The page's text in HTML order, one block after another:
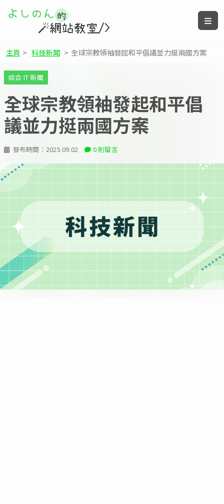
主頁 > 科技新聞 > 全球宗教領袖發起和平倡議並力挺兩國方案
發布時間： 2025.09.02 0 則留言
綜合 IT 新聞
全球宗教領袖發起和平倡
議並力挺兩國方案